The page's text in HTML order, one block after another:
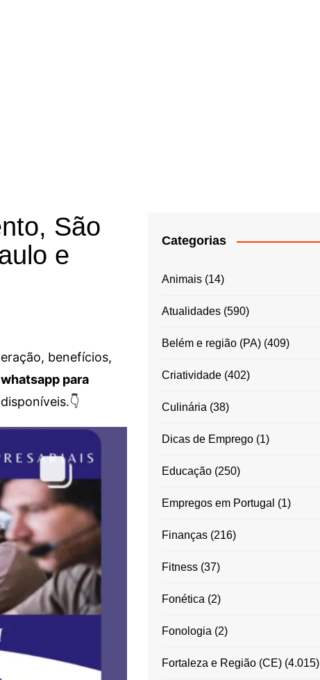
São
e
benefícios,
para
Categorias
Animais(14)
Atualidades(590)
Belém e região (PA)(409)
Criatividade(402)
Culinária (38)
Dicas de Emprego(1)
Educação(250)
Empregos em Portugal (1)
Finanças(216)
Fitness(37)
Fonética (2)
Fonologia (2)
Fortaleza e Região (CE)(4.015)